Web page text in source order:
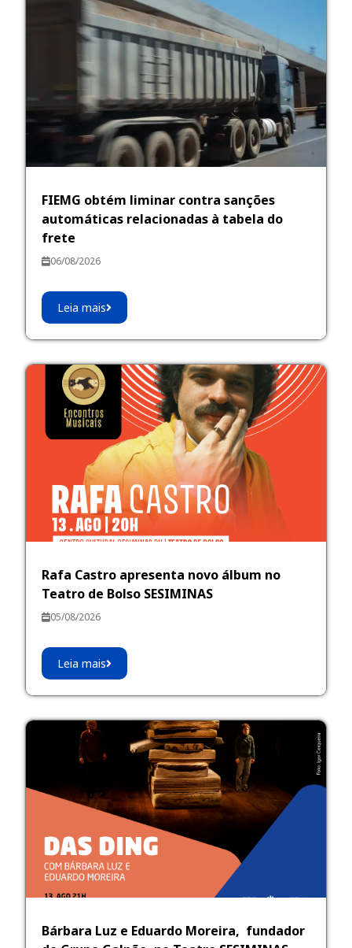
FIEMG obtém liminar contra sanções
automáticas relacionadas à tabela do
frete
06/08/2026
Leia mais
Rafa Castro apresenta novo álbum no
Teatro de Bolso SESIMINAS
05/08/2026
Leia mais
Bárbara Luz e Eduardo Moreira, fundador